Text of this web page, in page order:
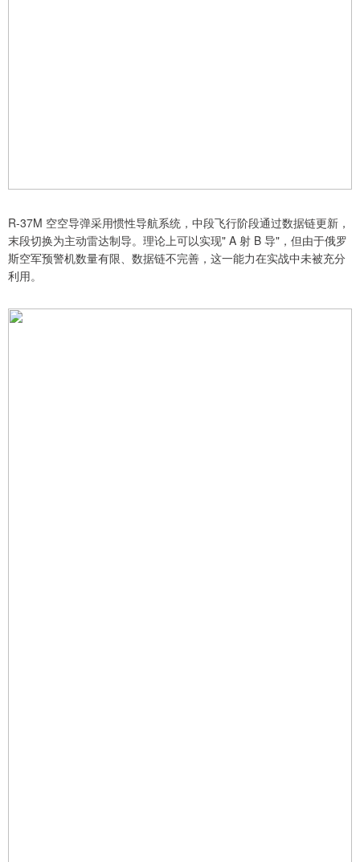
R-37M 空空导弹采用惯性导航系统，中段飞行阶段通过数据链更新，
末段切换为主动雷达制导。理论上可以实现" A 射 B 导"，但由于俄罗
斯空军预警机数量有限、数据链不完善，这一能力在实战中未被充分
利用。